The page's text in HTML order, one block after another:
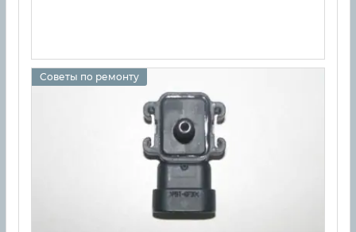
Советы по ремонту